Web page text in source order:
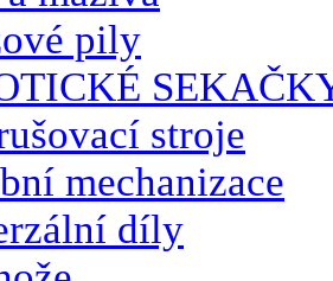
pily
stroje
mechanizace
díly